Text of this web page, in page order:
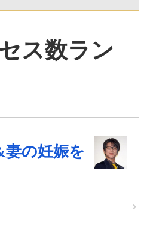
ス数ラン
妻の妊娠を